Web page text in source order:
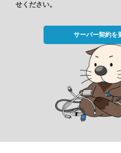
せください。
サーバー契約を